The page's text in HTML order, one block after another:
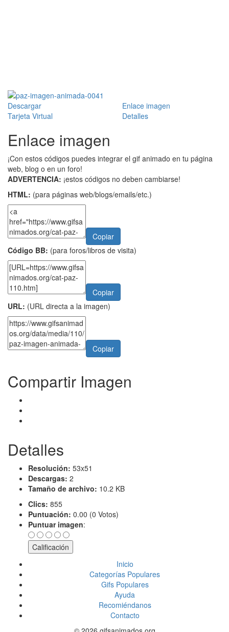
Descargar
Enlace imagen
Tarjeta Virtual
Detalles
Enlace imagen
¡Con estos códigos puedes integrar el gif animado en tu página
web, blog o en un foro!
ADVERTENCIA: ¡estos códigos no deben cambiarse!
HTML: (para páginas web/blogs/emails/etc.)
Copiar
Código BB: (para foros/libros de visita)
Copiar
URL: (URL directa a la imagen)
Copiar
Compartir Imagen
Detalles
Resolución: 53x51
Descargas: 2
Tamaño de archivo: 10.2 KB
Clics: 855
Puntuación: 0.00 (0 Votos)
Puntuar imagen:
Inicio
Categorías Populares
Gifs Populares
Ayuda
Recomiéndanos
Contacto